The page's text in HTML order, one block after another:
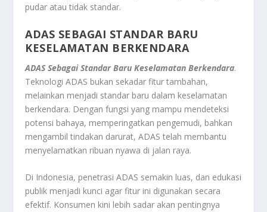
pudar atau tidak standar.
ADAS SEBAGAI STANDAR BARU
KESELAMATAN BERKENDARA
ADAS Sebagai Standar Baru Keselamatan Berkendara.
Teknologi ADAS bukan sekadar fitur tambahan,
melainkan menjadi standar baru dalam keselamatan
berkendara. Dengan fungsi yang mampu mendeteksi
potensi bahaya, memperingatkan pengemudi, bahkan
mengambil tindakan darurat, ADAS telah membantu
menyelamatkan ribuan nyawa di jalan raya.
Di Indonesia, penetrasi ADAS semakin luas, dan edukasi
publik menjadi kunci agar fitur ini digunakan secara
efektif. Konsumen kini lebih sadar akan pentingnya